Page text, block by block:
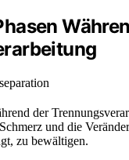
der
und die
zu bewältigen.